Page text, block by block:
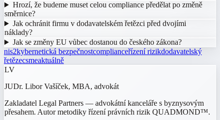
Hrozí, že budeme muset celou compliance předělat po změně
směrnice?
Jak ochránit firmu v dodavatelském řetězci před dvojími
náklady?
Jak se změny EU vůbec dostanou do českého zákona?
nis2kybernetická bezpečnostcomplianceřízení rizikdodavatelský
řetězecsmeaktuálně
LV
JUDr. Libor Vašíček, MBA, advokát
Zakladatel Legal Partners — advokátní kanceláře s byznysovým
přesahem. Autor metodiky řízení právních rizik QUADMOND™.